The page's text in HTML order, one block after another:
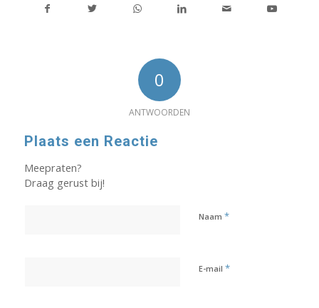
0
ANTWOORDEN
Plaats een Reactie
Meepraten?
Draag gerust bij!
Naam *
E-mail *